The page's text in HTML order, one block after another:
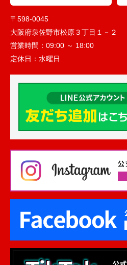
〒598-0045
大阪府泉佐野市松原３丁目１－２
営業時間： 09:00 ～ 18:00
定休日： 水曜日